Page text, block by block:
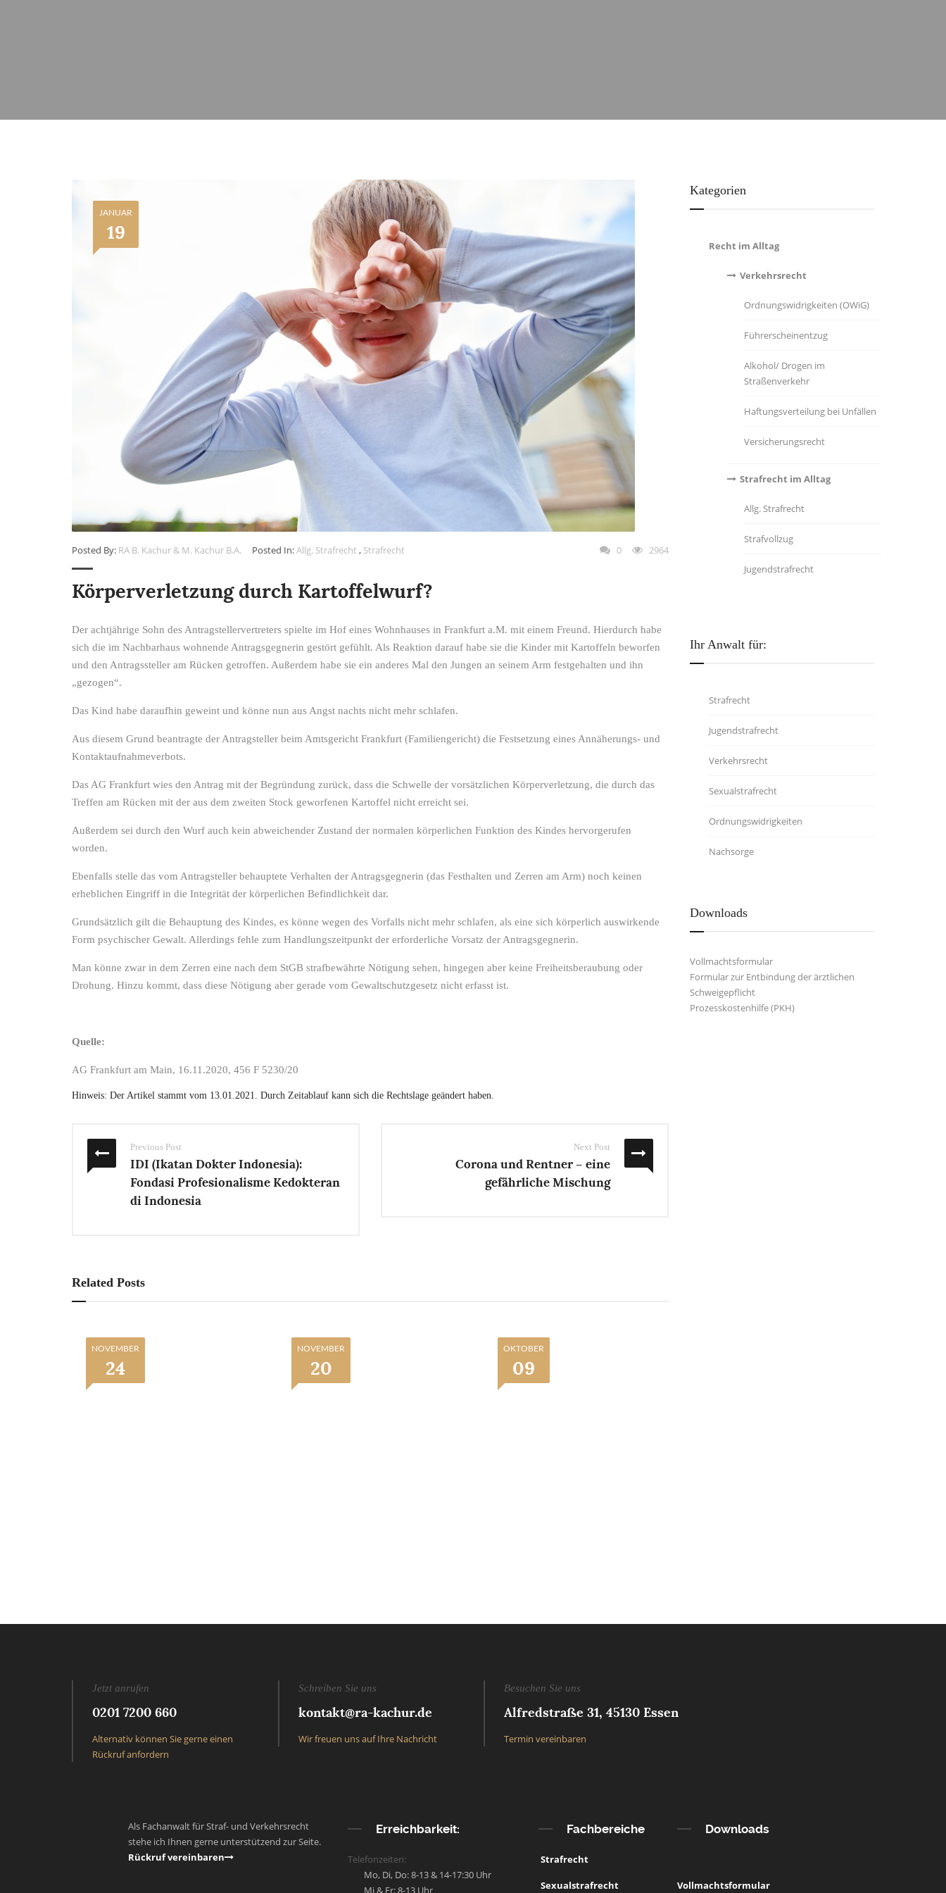
JANUAR
19
Posted By: RA B. Kachur & M. Kachur B.A. Posted In:Allg. Strafrecht , Strafrecht 0 2964
Körperverletzung durch Kartoffelwurf?
Der achtjährige Sohn des Antragstellervertreters spielte im Hof eines Wohnhauses in Frankfurt a.M. mit einem Freund. Hierdurch habe
sich die im Nachbarhaus wohnende Antragsgegnerin gestört gefühlt. Als Reaktion darauf habe sie die Kinder mit Kartoffeln beworfen
und den Antragssteller am Rücken getroffen. Außerdem habe sie ein anderes Mal den Jungen an seinem Arm festgehalten und ihn
„gezogen“.
Das Kind habe daraufhin geweint und könne nun aus Angst nachts nicht mehr schlafen.
Aus diesem Grund beantragte der Antragsteller beim Amtsgericht Frankfurt (Familiengericht) die Festsetzung eines Annäherungs- und
Kontaktaufnahmeverbots.
Das AG Frankfurt wies den Antrag mit der Begründung zurück, dass die Schwelle der vorsätzlichen Körperverletzung, die durch das
Treffen am Rücken mit der aus dem zweiten Stock geworfenen Kartoffel nicht erreicht sei.
Außerdem sei durch den Wurf auch kein abweichender Zustand der normalen körperlichen Funktion des Kindes hervorgerufen
worden.
Ebenfalls stelle das vom Antragsteller behauptete Verhalten der Antragsgegnerin (das Festhalten und Zerren am Arm) noch keinen
erheblichen Eingriff in die Integrität der körperlichen Befindlichkeit dar.
Grundsätzlich gilt die Behauptung des Kindes, es könne wegen des Vorfalls nicht mehr schlafen, als eine sich körperlich auswirkende
Form psychischer Gewalt. Allerdings fehle zum Handlungszeitpunkt der erforderliche Vorsatz der Antragsgegnerin.
Man könne zwar in dem Zerren eine nach dem StGB strafbewährte Nötigung sehen, hingegen aber keine Freiheitsberaubung oder
Drohung. Hinzu kommt, dass diese Nötigung aber gerade vom Gewaltschutzgesetz nicht erfasst ist.
Quelle:
AG Frankfurt am Main, 16.11.2020, 456 F 5230/20
Hinweis: Der Artikel stammt vom 13.01.2021. Durch Zeitablauf kann sich die Rechtslage geändert haben.
Previous Post
IDI (Ikatan Dokter Indonesia):
Fondasi Profesionalisme Kedokteran
di Indonesia
Next Post
Corona und Rentner – eine
gefährliche Mischung
Related Posts
NOVEMBER
24
NOVEMBER
20
OKTOBER
09
Kategorien
Recht im Alltag
Verkehrsrecht
Ordnungswidrigkeiten (OWiG)
Führerscheinentzug
Alkohol/ Drogen im
Straßenverkehr
Haftungsverteilung bei Unfällen
Versicherungsrecht
Strafrecht im Alltag
Allg. Strafrecht
Strafvollzug
Jugendstrafrecht
Ihr Anwalt für:
Strafrecht
Jugendstrafrecht
Verkehrsrecht
Sexualstrafrecht
Ordnungswidrigkeiten
Nachsorge
Downloads
Vollmachtsformular
Formular zur Entbindung der ärztlichen
Schweigepflicht
Prozesskostenhilfe (PKH)
Jetzt anrufen
0201 7200 660
Alternativ können Sie gerne einen
Rückruf anfordern
Schreiben Sie uns
kontakt@ra-kachur.de
Wir freuen uns auf Ihre Nachricht
Besuchen Sie uns
Alfredstraße 31, 45130 Essen
Termin vereinbaren
Als Fachanwalt für Straf- und Verkehrsrecht
stehe ich Ihnen gerne unterstützend zur Seite.
Rückruf vereinbaren
Erreichbarkeit:
Telefonzeiten:
Mo, Di, Do: 8-13 & 14-17:30 Uhr
Mi & Fr: 8-13 Uhr
Fachbereiche
Strafrecht
Sexualstrafrecht
Downloads
Vollmachtsformular